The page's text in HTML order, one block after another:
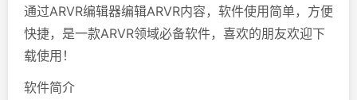
通过ARVR编辑器编辑ARVR内容，软件使用简单，方便
快捷，是一款ARVR领域必备软件，喜欢的朋友欢迎下
载使用！
软件简介